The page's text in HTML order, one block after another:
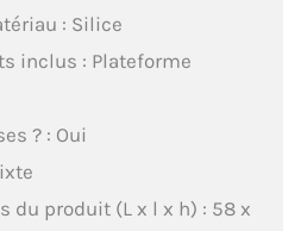
: Silice
inclus : Plateforme
? : Oui
du produit (L x l x h) : 58 x